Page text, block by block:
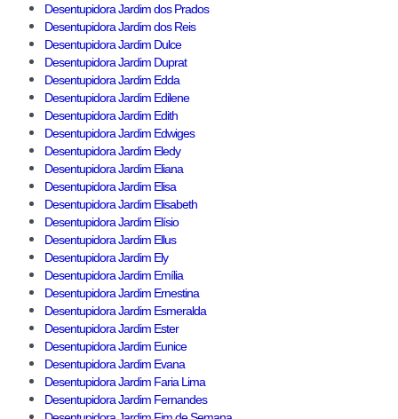
Desentupidora Jardim dos Prados
Desentupidora Jardim dos Reis
Desentupidora Jardim Dulce
Desentupidora Jardim Duprat
Desentupidora Jardim Edda
Desentupidora Jardim Edilene
Desentupidora Jardim Edith
Desentupidora Jardim Edwiges
Desentupidora Jardim Eledy
Desentupidora Jardim Eliana
Desentupidora Jardim Elisa
Desentupidora Jardim Elisabeth
Desentupidora Jardim Elísio
Desentupidora Jardim Ellus
Desentupidora Jardim Ely
Desentupidora Jardim Emília
Desentupidora Jardim Ernestina
Desentupidora Jardim Esmeralda
Desentupidora Jardim Ester
Desentupidora Jardim Eunice
Desentupidora Jardim Evana
Desentupidora Jardim Faria Lima
Desentupidora Jardim Fernandes